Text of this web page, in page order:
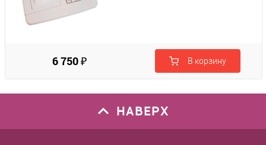
6 750 ₽ В корзину
НАВЕРХ